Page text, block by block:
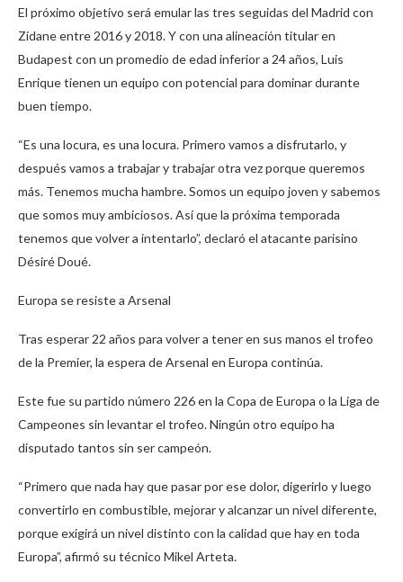
El próximo objetivo será emular las tres seguidas del Madrid con
Zidane entre 2016 y 2018. Y con una alineación titular en
Budapest con un promedio de edad inferior a 24 años, Luis
Enrique tienen un equipo con potencial para dominar durante
buen tiempo.
“Es una locura, es una locura. Primero vamos a disfrutarlo, y
después vamos a trabajar y trabajar otra vez porque queremos
más. Tenemos mucha hambre. Somos un equipo joven y sabemos
que somos muy ambiciosos. Así que la próxima temporada
tenemos que volver a intentarlo”, declaró el atacante parisino
Désiré Doué.
Europa se resiste a Arsenal
Tras esperar 22 años para volver a tener en sus manos el trofeo
de la Premier, la espera de Arsenal en Europa continúa.
Este fue su partido número 226 en la Copa de Europa o la Liga de
Campeones sin levantar el trofeo. Ningún otro equipo ha
disputado tantos sin ser campeón.
“Primero que nada hay que pasar por ese dolor, digerirlo y luego
convertirlo en combustible, mejorar y alcanzar un nivel diferente,
porque exigirá un nivel distinto con la calidad que hay en toda
Europa”, afirmó su técnico Mikel Arteta.